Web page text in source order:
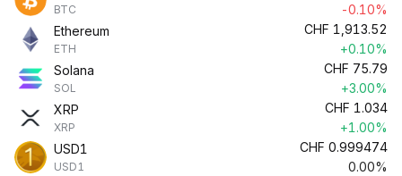
BTC
-0.10%
Ethereum
ETH
CHF 1,913.52
+0.10%
Solana
SOL
CHF 75.79
+3.00%
XRP
XRP
CHF 1.034
+1.00%
USD1
USD1
CHF 0.999474
0.00%